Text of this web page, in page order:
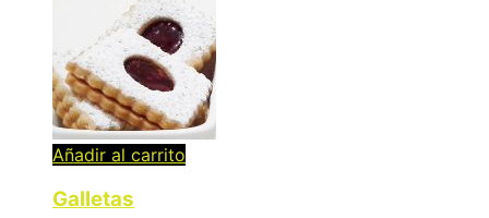
Añadir al carrito
Galletas